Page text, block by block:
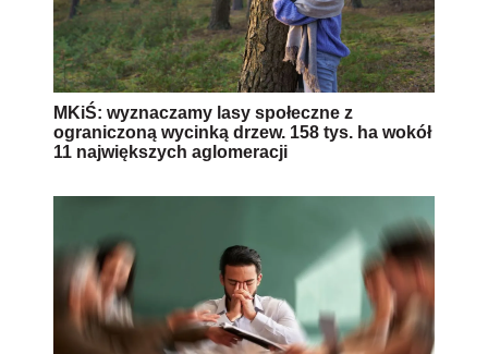
MKiŚ: wyznaczamy lasy społeczne z
ograniczoną wycinką drzew. 158 tys. ha wokół
11 największych aglomeracji